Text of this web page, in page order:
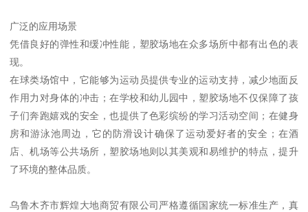
广泛的应用场景
凭借良好的弹性和缓冲性能，塑胶场地在众多场所中都有出色的表
现。
在球类场馆中，它能够为运动员提供专业的运动支持，减少地面反
作用力对身体的冲击；在学校和幼儿园中，塑胶场地不仅保障了孩
子们奔跑嬉戏的安全，也提供了色彩缤纷的学习活动空间；在健身
房和游泳池周边，它的防滑设计确保了运动爱好者的安全；在酒
店、机场等公共场所，塑胶场地则以其美观和易维护的特点，提升
了环境的整体品质。
乌鲁木齐市辉煌大地商贸有限公司严格遵循国家统一标准生产，真